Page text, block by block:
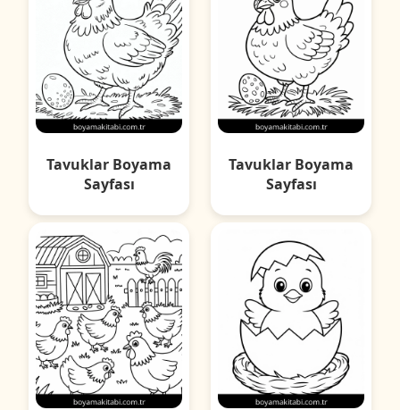
Tavuklar Boyama
Sayfası
Tavuklar Boyama
Sayfası